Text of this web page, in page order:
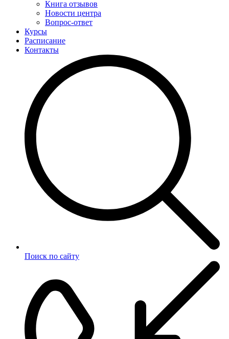
Книга отзывов
Новости центра
Вопрос-ответ
Курсы
Расписание
Контакты
Поиск по сайту